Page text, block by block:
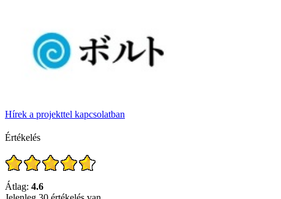
Hírek a projekttel kapcsolatban
Értékelés
Átlag: 4.6